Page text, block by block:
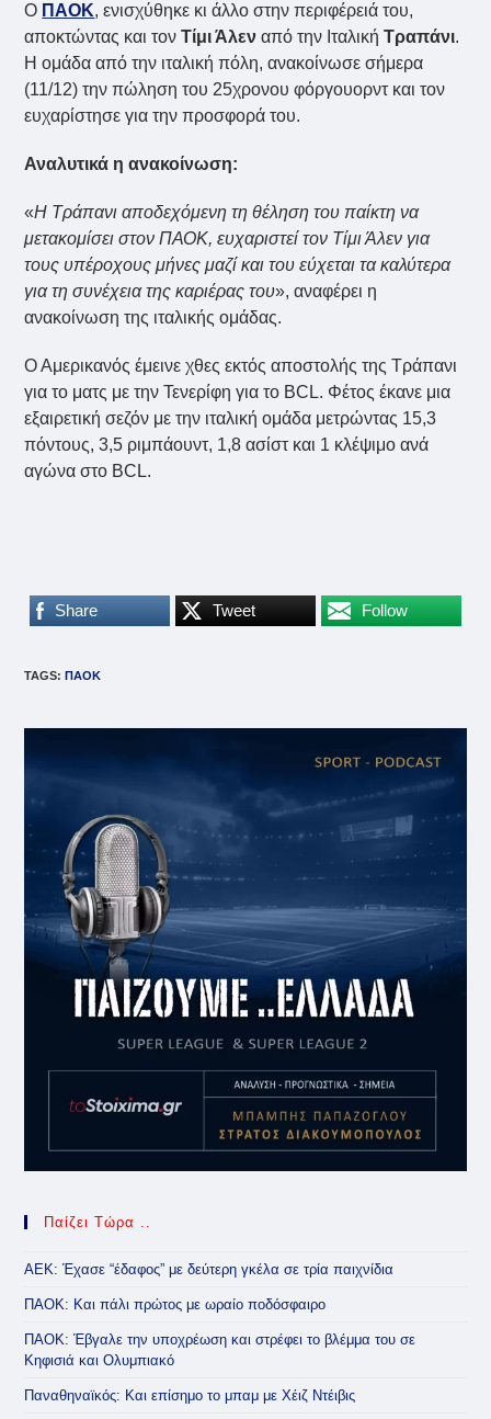
Ο ΠΑΟΚ, ενισχύθηκε κι άλλο στην περιφέρειά του,
αποκτώντας και τονΤίμι Άλεν από την Ιταλική Τραπάνι.
Η ομάδα από την ιταλική πόλη, ανακοίνωσε σήμερα
(11/12) την πώληση του 25χρονου φόργουορντ και τον
ευχαρίστησε για την προσφορά του.
Αναλυτικά η ανακοίνωση:
«Η Τράπανι αποδεχόμενη τη θέληση του παίκτη να
μετακομίσει στον ΠΑΟΚ, ευχαριστεί τον Τίμι Άλεν για
τους υπέροχους μήνες μαζί και του εύχεται τα καλύτερα
για τη συνέχεια της καριέρας του», αναφέρει η
ανακοίνωση της ιταλικής ομάδας.
Ο Αμερικανός έμεινε χθες εκτός αποστολής της Τράπανι
για το ματς με την Τενερίφη για το BCL. Φέτος έκανε μια
εξαιρετική σεζόν με την ιταλική ομάδα μετρώντας 15,3
πόντους, 3,5 ριμπάουντ, 1,8 ασίστ και 1 κλέψιμο ανά
αγώνα στο BCL.
Share Tweet Follow
TAGS: ΠΑΟΚ
Παίζει Τώρα ..
ΑΕΚ: Έχασε “έδαφος” με δεύτερη γκέλα σε τρία παιχνίδια
ΠΑΟΚ: Και πάλι πρώτος με ωραίο ποδόσφαιρο
ΠΑΟΚ: Έβγαλε την υποχρέωση και στρέφει το βλέμμα του σε
Κηφισιά και Ολυμπιακό
Παναθηναϊκός: Και επίσημο το μπαμ με Χέιζ Ντέιβις